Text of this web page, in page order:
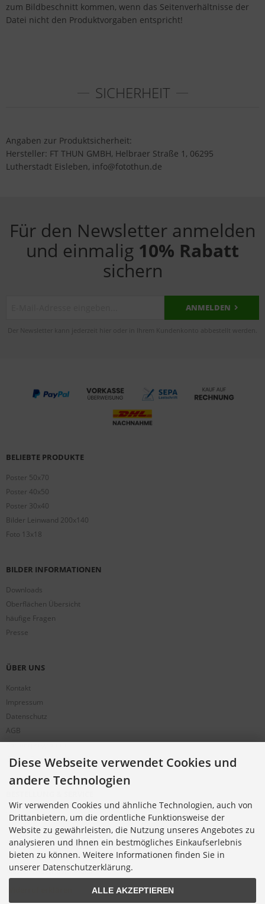
zum Bildbeschnitt kommen, wenn das Seitenverhältnisse der
Datei nicht den Produktvorgaben entspricht!
SICHERHEIT
Angaben zur Produktsicherheit:
Hersteller: FT THUN GMBH, Helbraer Straße 1, 06295
Lutherstadt Eisleben, info@fotothun.de
Für den Newsletter anmelden
und einmalig 10% Rabatt
sichern
ANMELDEN
Der Newsletter kann jederzeit hier oder in Ihrem Kundenkonto abbestellt werden.
BELIEBTE PRODUKTE
Poster 50x70
Poster 40x50
Poster 30x40
Bilder Leinwand 200x140
Foto 13x18
BILDER INFORMATIONEN
Downloads
Oberflächen Übersicht
häufige Fragen
Presse
ÜBER UNS
Kontakt
Impressum
Datenschutz
AGB
Partnerprogramm
Cookie Einstellungen
Versandkosten
Alternative Bestellwege
Sicher Einkaufen
Widerrufsrecht
Muster-Widerrufsformular
Diese Webseite verwendet Cookies und
andere Technologien
Wir verwenden Cookies und ähnliche Technologien, auch von
Drittanbietern, um die ordentliche Funktionsweise der
Website zu gewährleisten, die Nutzung unseres Angebotes zu
analysieren und Ihnen ein bestmögliches Einkaufserlebnis
bieten zu können. Weitere Informationen finden Sie in
unserer Datenschutzerklärung.
ALLE AKZEPTIEREN